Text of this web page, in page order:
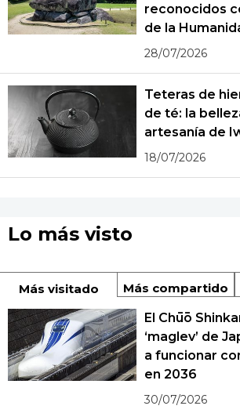
reconocidos
de la
28/07/2026
Teteras de
de té: la
artesanía de
18/07/2026
Lo más visto
Más visitado Más compartido
El Chūō
‘maglev’ de
a funcionar
en 2036
30/07/2026